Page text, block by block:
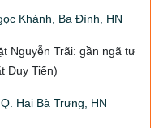
Khánh, Ba Đình, HN
Nguyễn Trãi: gần ngã tư
Duy Tiến)
Hai Bà Trưng, HN